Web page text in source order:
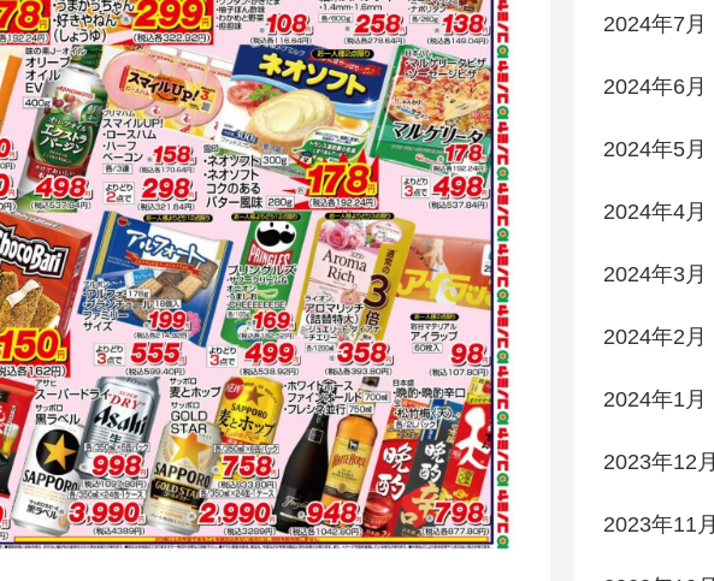
2024年7月
2024年6月
2024年5月
2024年4月
2024年3月
2024年2月
2024年1月
2023年12月
2023年11月